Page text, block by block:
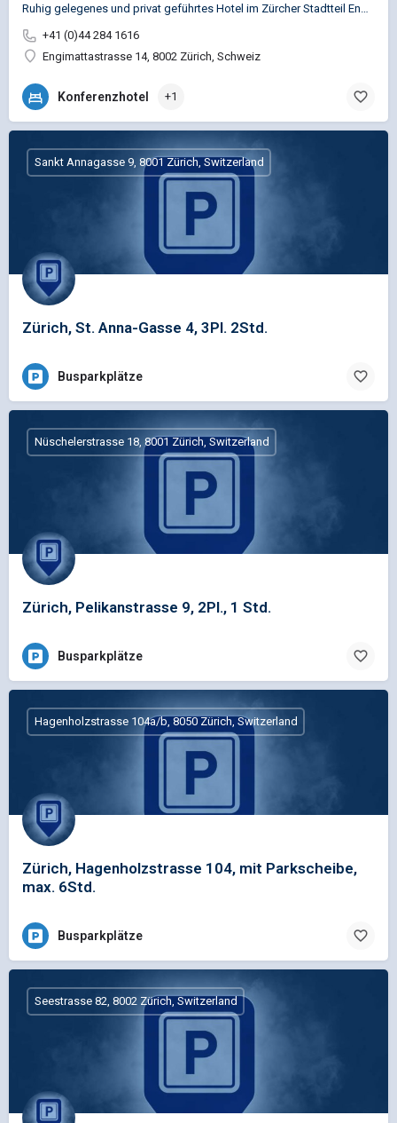
+41 (0)44 284 1616
Engimattastrasse 14, 8002 Zürich, Schweiz
Konferenzhotel +1
Zürich, St. Anna-Gasse 4, 3Pl. 2Std.
Sankt Annagasse 9, 8001 Zürich, Switzerland
Busparkplätze
Zürich, Pelikanstrasse 9, 2Pl., 1 Std.
Nüschelerstrasse 18, 8001 Zürich, Switzerland
Busparkplätze
Zürich, Hagenholzstrasse 104, mit Parkscheibe,
max. 6Std.
Hagenholzstrasse 104a/b, 8050 Zürich, Switzerland
Busparkplätze
Seestrasse 82, 8002 Zürich, Switzerland